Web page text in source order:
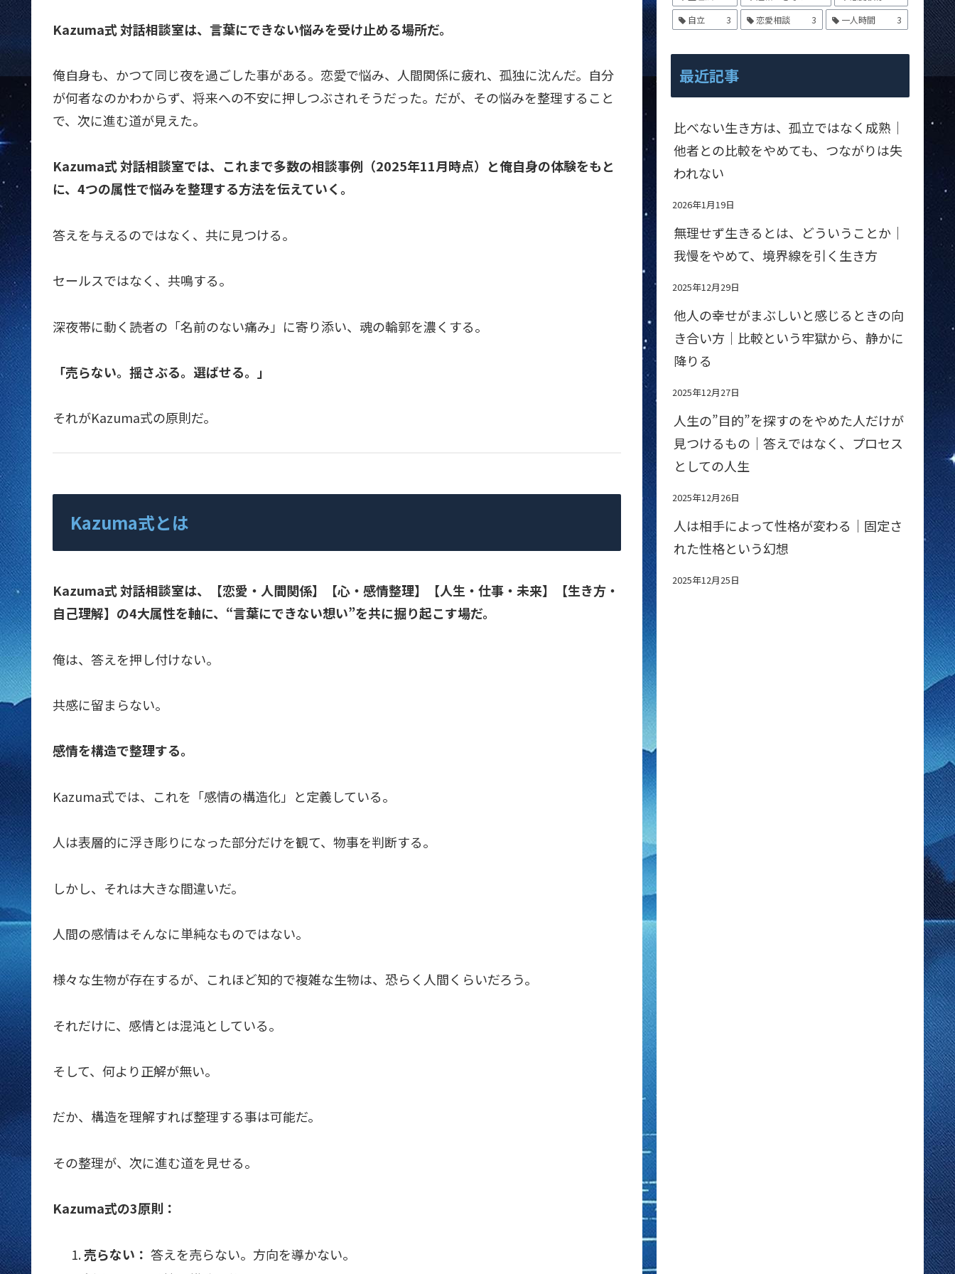
Kazuma式 対話相談室は、言葉にできない悩みを受け止める場所だ。
俺自身も、かつて同じ夜を過ごした事がある。恋愛で悩み、人間関係に疲れ、孤独に沈んだ。自分
が何者なのかわからず、将来への不安に押しつぶされそうだった。だが、その悩みを整理すること
で、次に進む道が見えた。
Kazuma式 対話相談室では、これまで多数の相談事例（2025年11月時点）と俺自身の体験をもと
に、4つの属性で悩みを整理する方法を伝えていく。
答えを与えるのではなく、共に見つける。
セールスではなく、共鳴する。
深夜帯に動く読者の「名前のない痛み」に寄り添い、魂の輪郭を濃くする。
「売らない。揺さぶる。選ばせる。」
それがKazuma式の原則だ。
Kazuma式とは
Kazuma式 対話相談室は、【恋愛・人間関係】【心・感情整理】【人生・仕事・未来】【生き方・
自己理解】の4大属性を軸に、“言葉にできない想い”を共に掘り起こす場だ。
俺は、答えを押し付けない。
共感に留まらない。
感情を構造で整理する。
Kazuma式では、これを「感情の構造化」と定義している。
人は表層的に浮き彫りになった部分だけを観て、物事を判断する。
しかし、それは大きな間違いだ。
人間の感情はそんなに単純なものではない。
様々な生物が存在するが、これほど知的で複雑な生物は、恐らく人間くらいだろう。
それだけに、感情とは混沌としている。
そして、何より正解が無い。
だか、構造を理解すれば整理する事は可能だ。
その整理が、次に進む道を見せる。
Kazuma式の3原則：
売らない： 答えを売らない。方向を導かない。
自立
3 恋愛相談 3 一人時間 3
最近記事
比べない生き方は、孤立ではなく成熟｜
他者との比較をやめても、つながりは失
われない
2026年1月19日
無理せず生きるとは、どういうことか｜
我慢をやめて、境界線を引く生き方
2025年12月29日
他人の幸せがまぶしいと感じるときの向
き合い方｜比較という牢獄から、静かに
降りる
2025年12月27日
人生の”目的”を探すのをやめた人だけが
見つけるもの｜答えではなく、プロセス
としての人生
2025年12月26日
人は相手によって性格が変わる｜固定さ
れた性格という幻想
2025年12月25日